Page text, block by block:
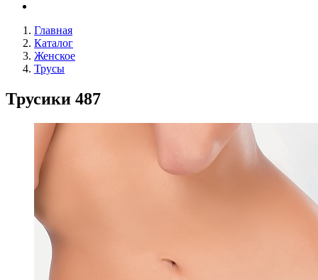
Главная
Каталог
Женское
Трусы
Трусики 487